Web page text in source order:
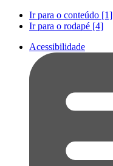
Ir para o conteúdo [1]
Ir para o rodapé [4]
Acessibilidade